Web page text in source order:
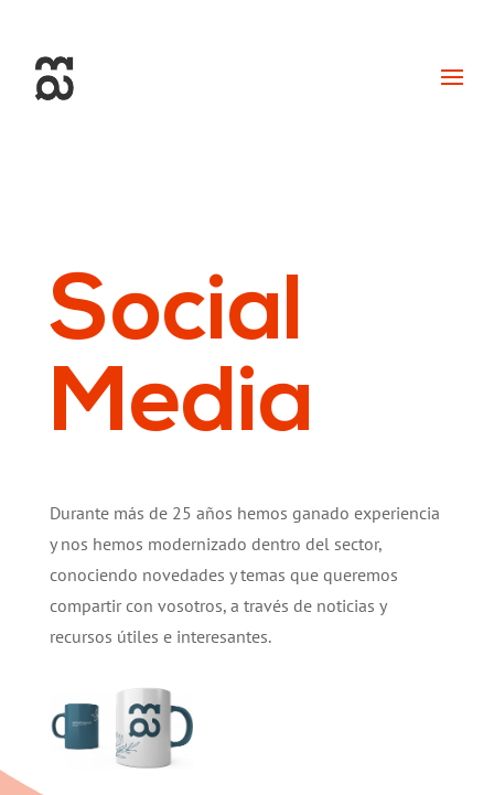
Social
Media
Durante más de 25 años hemos ganado experiencia
y nos hemos modernizado dentro del sector,
conociendo novedades y temas que queremos
compartir con vosotros, a través de noticias y
recursos útiles e interesantes.